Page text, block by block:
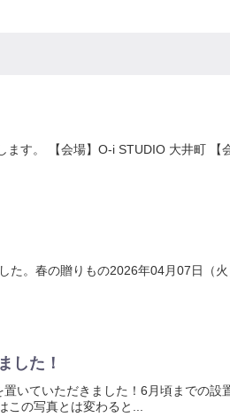
す。 【会場】O-i STUDIO 大井町 【
た。春の贈りもの2026年04月07日（
した！
いていただきました！6月頃までの設
の写真とは変わると...